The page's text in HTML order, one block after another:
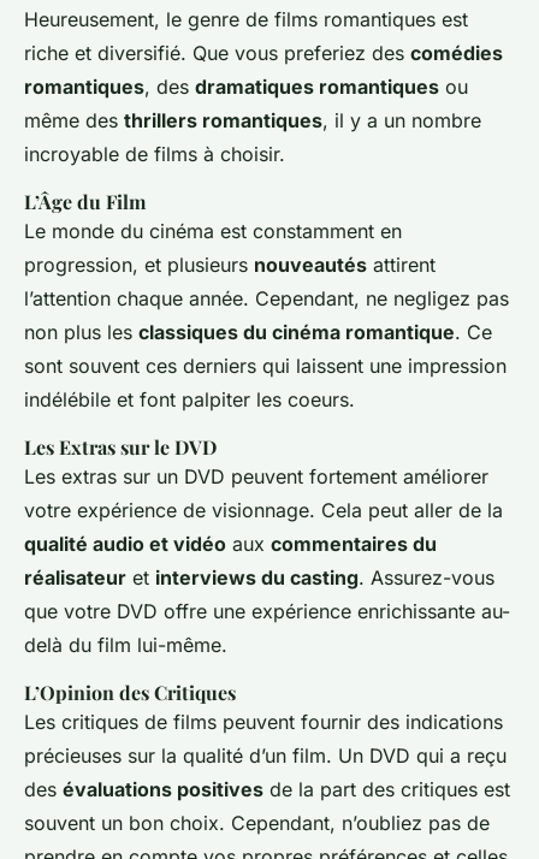
Heureusement, le genre de films romantiques est
riche et diversifié. Que vous preferiez des comédies
romantiques, des dramatiques romantiques ou
même des thrillers romantiques, il y a un nombre
incroyable de films à choisir.
L’Âge du Film
Le monde du cinéma est constamment en
progression, et plusieurs nouveautés attirent
l’attention chaque année. Cependant, ne negligez pas
non plus les classiques du cinéma romantique. Ce
sont souvent ces derniers qui laissent une impression
indélébile et font palpiter les coeurs.
Les Extras sur le DVD
Les extras sur un DVD peuvent fortement améliorer
votre expérience de visionnage. Cela peut aller de la
qualité audio et vidéo aux commentaires du
réalisateur et interviews du casting. Assurez-vous
que votre DVD offre une expérience enrichissante au-
delà du film lui-même.
L’Opinion des Critiques
Les critiques de films peuvent fournir des indications
précieuses sur la qualité d’un film. Un DVD qui a reçu
des évaluations positives de la part des critiques est
souvent un bon choix. Cependant, n’oubliez pas de